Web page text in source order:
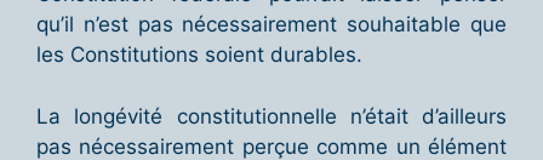
qu’il n’est pas nécessairement souhaitable que
les Constitutions soient durables.
La longévité constitutionnelle n’était d’ailleurs
pas nécessairement perçue comme un élément